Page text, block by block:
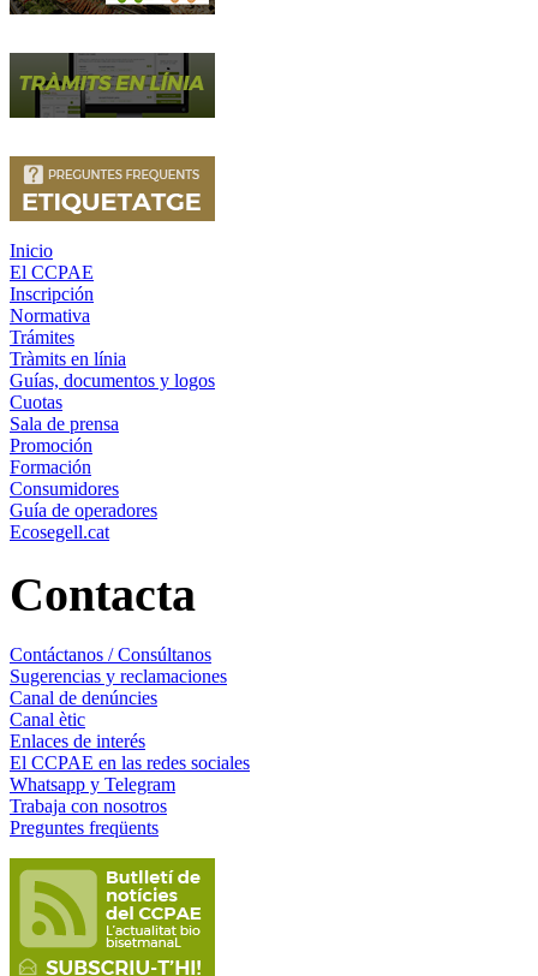
Inicio
El CCPAE
Inscripción
Normativa
Trámites
Tràmits en línia
Guías, documentos y logos
Cuotas
Sala de prensa
Promoción
Formación
Consumidores
Guía de operadores
Ecosegell.cat
Contacta
Contáctanos / Consúltanos
Sugerencias y reclamaciones
Canal de denúncies
Canal ètic
Enlaces de interés
El CCPAE en las redes sociales
Whatsapp y Telegram
Trabaja con nosotros
Preguntes freqüents